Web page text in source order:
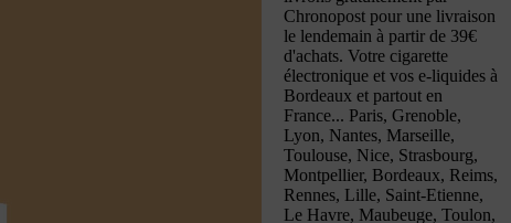
Chronopost pour une livraison
le lendemain à partir de 39€
d'achats. Votre cigarette
électronique et vos e-liquides à
Bordeaux et partout en
France... Paris, Grenoble,
Lyon, Nantes, Marseille,
Toulouse, Nice, Strasbourg,
Montpellier, Bordeaux, Reims,
Rennes, Lille, Saint-Etienne,
Le Havre, Maubeuge, Toulon,